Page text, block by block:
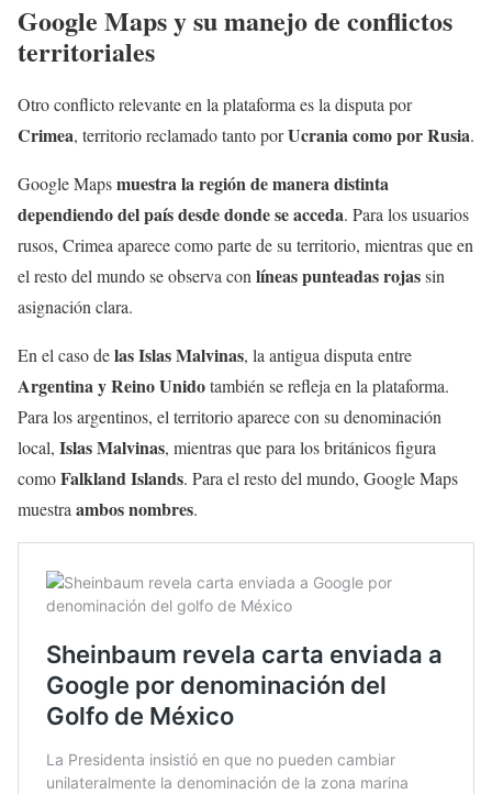
Google Maps y su manejo de conflictos
territoriales
Otro conflicto relevante en la plataforma es la disputa por
Crimea, territorio reclamado tanto porUcrania como por Rusia.
Google Mapsmuestra la región de manera distinta
dependiendo del país desde donde se acceda. Para los usuarios
rusos, Crimea aparece como parte de su territorio, mientras que en
el resto del mundo se observa conlíneas punteadas rojassin
asignación clara.
En el caso delas Islas Malvinas, la antigua disputa entre
Argentina y Reino Unidotambién se refleja en la plataforma.
Para los argentinos, el territorio aparece con su denominación
local, Islas Malvinas, mientras que para los británicos figura
comoFalkland Islands. Para el resto del mundo, Google Maps
muestraambos nombres.